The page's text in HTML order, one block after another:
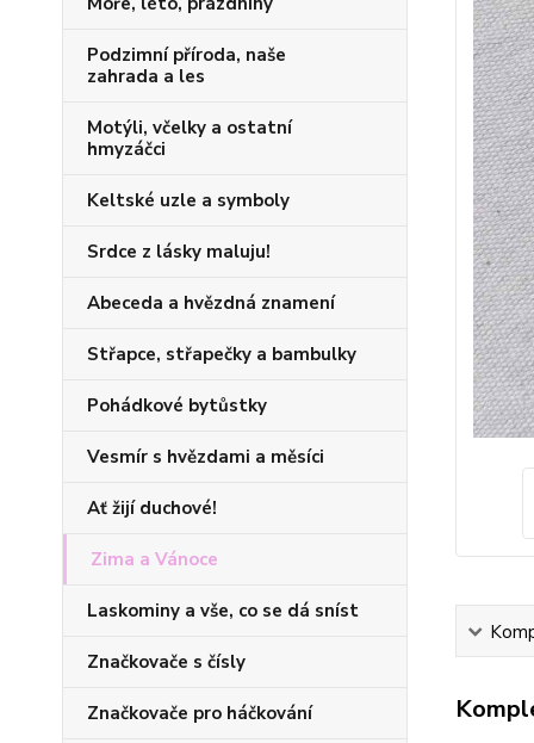
Podzimní příroda, naše
zahrada a les
Motýli, včelky a ostatní
hmyzáčci
Keltské uzle a symboly
Srdce z lásky maluju!
Abeceda a hvězdná znamení
Střapce, střapečky a bambulky
Pohádkové bytůstky
Vesmír s hvězdami a měsíci
Ať žijí duchové!
Zima a Vánoce
Laskominy a vše, co se dá sníst
Značkovače s čísly
Značkovače pro háčkování